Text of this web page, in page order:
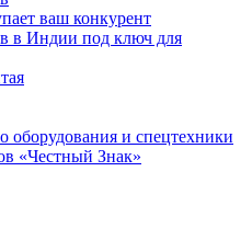
ваш конкурент
в Индии под ключ для
оборудования и спецтехники
«Честный Знак»